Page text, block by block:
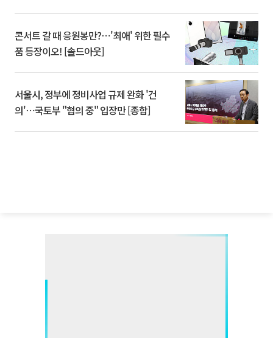
콘서트 갈 때 응원봉만?⋯'최애' 위한 필수
품 등장이오! [솔드아웃]
서울시, 정부에 정비사업 규제 완화 '건
의'⋯국토부 "협의 중" 입장만 [종합]